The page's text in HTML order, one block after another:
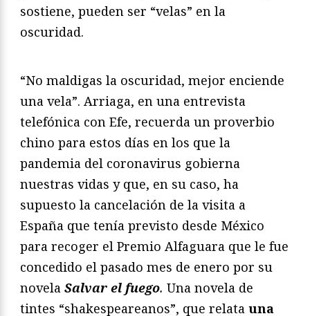
sostiene, pueden ser “velas” en la
oscuridad.
“No maldigas la oscuridad, mejor enciende
una vela”. Arriaga, en una entrevista
telefónica con Efe, recuerda un proverbio
chino para estos días en los que la
pandemia del coronavirus gobierna
nuestras vidas y que, en su caso, ha
supuesto la cancelación de la visita a
España que tenía previsto desde México
para recoger el Premio Alfaguara que le fue
concedido el pasado mes de enero por su
novela Salvar el fuego. Una novela de
tintes “shakespeareanos”, que relata una